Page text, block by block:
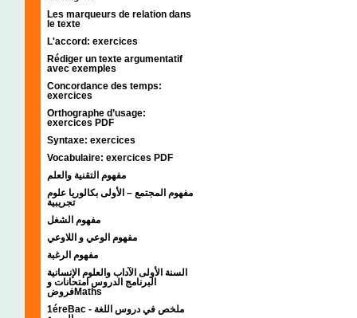
Les marqueurs de relation dans
le texte
L'accord: exercices
Rédiger un texte argumentatif
avec exemples
Concordance des temps:
exercices
Orthographe d’usage:
exercices PDF
Syntaxe: exercices
Vocabulaire: exercices PDF
مفهوم التقنية والعلم
مفهوم المجتمع – الأولى بكالوريا علوم
تجريبية
مفهوم الشغل
مفهوم الوعي و اللاوعي
مفهوم الرغبة
السنة الأولى الآداب والعلوم الإنسانية
البرنامج الدروس امتحانات و
فروضMaths
1éreBac - ملخص في دروس اللغة